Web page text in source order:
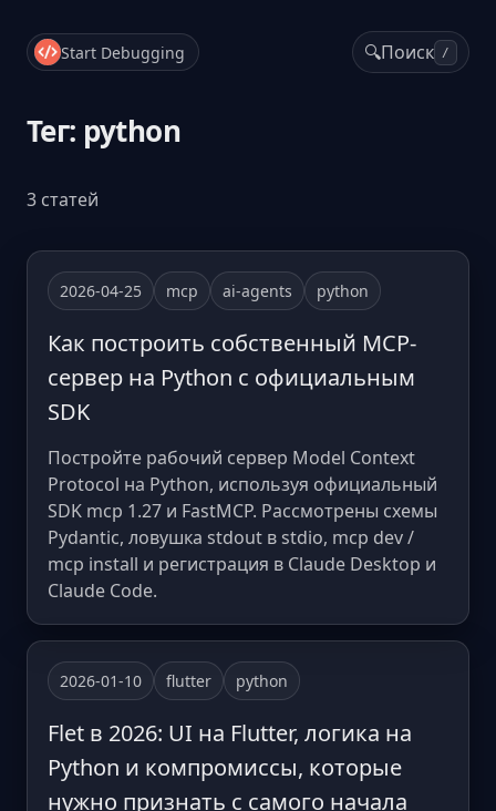
Start Debugging 🔍Поиск /
Тег: python
3 статей
2026-04-25 mcp ai-agents python
Как построить собственный MCP-
сервер на Python с официальным
SDK
Постройте рабочий сервер Model Context
Protocol на Python, используя официальный
SDK mcp 1.27 и FastMCP. Рассмотрены схемы
Pydantic, ловушка stdout в stdio, mcp dev /
mcp install и регистрация в Claude Desktop и
Claude Code.
2026-01-10 flutter python
Flet в 2026: UI на Flutter, логика на
Python и компромиссы, которые
нужно признать с самого начала